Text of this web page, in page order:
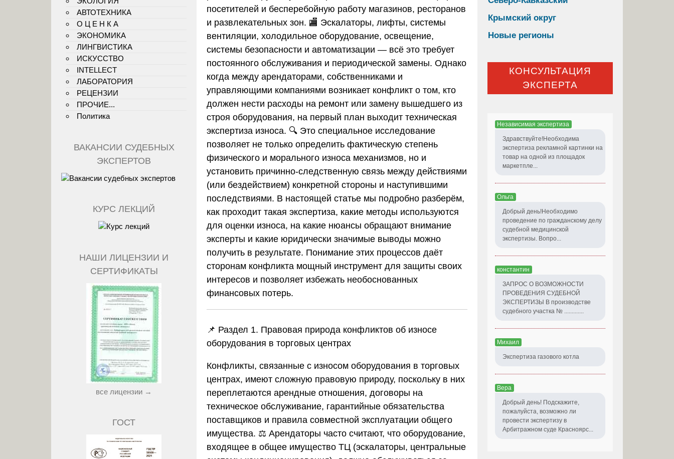
посетителей и бесперебойную работу магазинов, ресторанов
и развлекательных зон. 🏬 Эскалаторы, лифты, системы
вентиляции, холодильное оборудование, освещение,
системы безопасности и автоматизации — всё это требует
постоянного обслуживания и периодической замены. Однако
когда между арендаторами, собственниками и
управляющими компаниями возникает конфликт о том, кто
должен нести расходы на ремонт или замену вышедшего из
строя оборудования, на первый план выходит техническая
экспертиза износа. 🔍 Это специальное исследование
позволяет не только определить фактическую степень
физического и морального износа механизмов, но и
установить причинно-следственную связь между действиями
(или бездействием) конкретной стороны и наступившими
последствиями. В настоящей статье мы подробно разберём,
как проходит такая экспертиза, какие методы используются
для оценки износа, на какие нюансы обращают внимание
эксперты и какие юридически значимые выводы можно
получить в результате. Понимание этих процессов даёт
сторонам конфликта мощный инструмент для защиты своих
интересов и позволяет избежать необоснованных
финансовых потерь.
📌 Раздел 1. Правовая природа конфликтов об износе
оборудования в торговых центрах
Конфликты, связанные с износом оборудования в торговых
центрах, имеют сложную правовую природу, поскольку в них
переплетаются арендные отношения, договоры на
техническое обслуживание, гарантийные обязательства
поставщиков и правила совместной эксплуатации общего
имущества. ⚖️ Арендаторы часто считают, что оборудование,
входящее в общее имущество ТЦ (эскалаторы, центральные
АВТОТЕХНИКА
О Ц Е Н К А
ЭКОНОМИКА
ЛИНГВИСТИКА
ИСКУССТВО
INTELLECT
ЛАБОРАТОРИЯ
РЕЦЕНЗИИ
ПРОЧИЕ...
Политика
ВАКАНСИИ СУДЕБНЫХ
ЭКСПЕРТОВ
КУРС ЛЕКЦИЙ
НАШИ ЛИЦЕНЗИИ И
СЕРТИФИКАТЫ
все лицензии →
ГОСТ
Крымский округ
Новые регионы
КОНСУЛЬТАЦИЯ
ЭКСПЕРТА
Независимая экспертиза
Здравствуйте!Необходима
экспертиза рекламной картинки на
товар на одной из площадок
маркетпле...
Ольга
Добрый день!Необходимо
проведение по гражданскому делу
судебной медицинской
экспертизы. Вопро...
константин
ЗАПРОС О ВОЗМОЖНОСТИ
ПРОВЕДЕНИЯ СУДЕБНОЙ
ЭКСПЕРТИЗЫ В производстве
судебного участка № .............
Михаил
Экспертиза газового котла
Вера
Добрый день! Подскажите,
пожалуйста, возможно ли
провести экспертизу в
Арбитражном суде Красноярс...